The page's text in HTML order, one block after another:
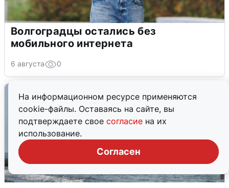
На информационном ресурсе применяются
cookie-файлы. Оставаясь на сайте, вы
подтверждаете свое согласие на их
использование.
Согласен
Волгоградцы остались без
мобильного интернета
6 августа 0